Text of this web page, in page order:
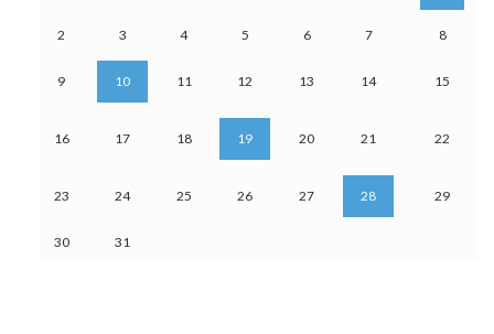
2 3 4 5 6 7 8
9 10 11 12 13 14 15
16 17 18 19 20 21 22
23 24 25 26 27 28 29
30 31